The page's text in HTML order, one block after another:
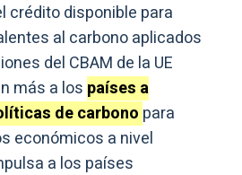
crédito disponible para
al carbono aplicados
del CBAM de la UE
más a los países a
de carbono para
económicos a nivel
a los países